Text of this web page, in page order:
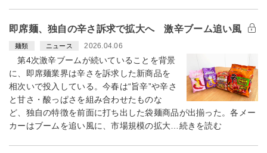
即席麺、独自の辛さ訴求で拡大へ 激辛ブーム追い風
麺類 ニュース 2026.04.06
第4次激辛ブームが続いていることを背景
に、即席麺業界は辛さを訴求した新商品を
相次いで投入している。今春は“旨辛”や辛さ
と甘さ・酸っぱさを組み合わせたものな
ど、独自の特徴を前面に打ち出した袋麺商品が出揃った。各メー
カーはブームを追い風に、市場規模の拡大…続きを読む